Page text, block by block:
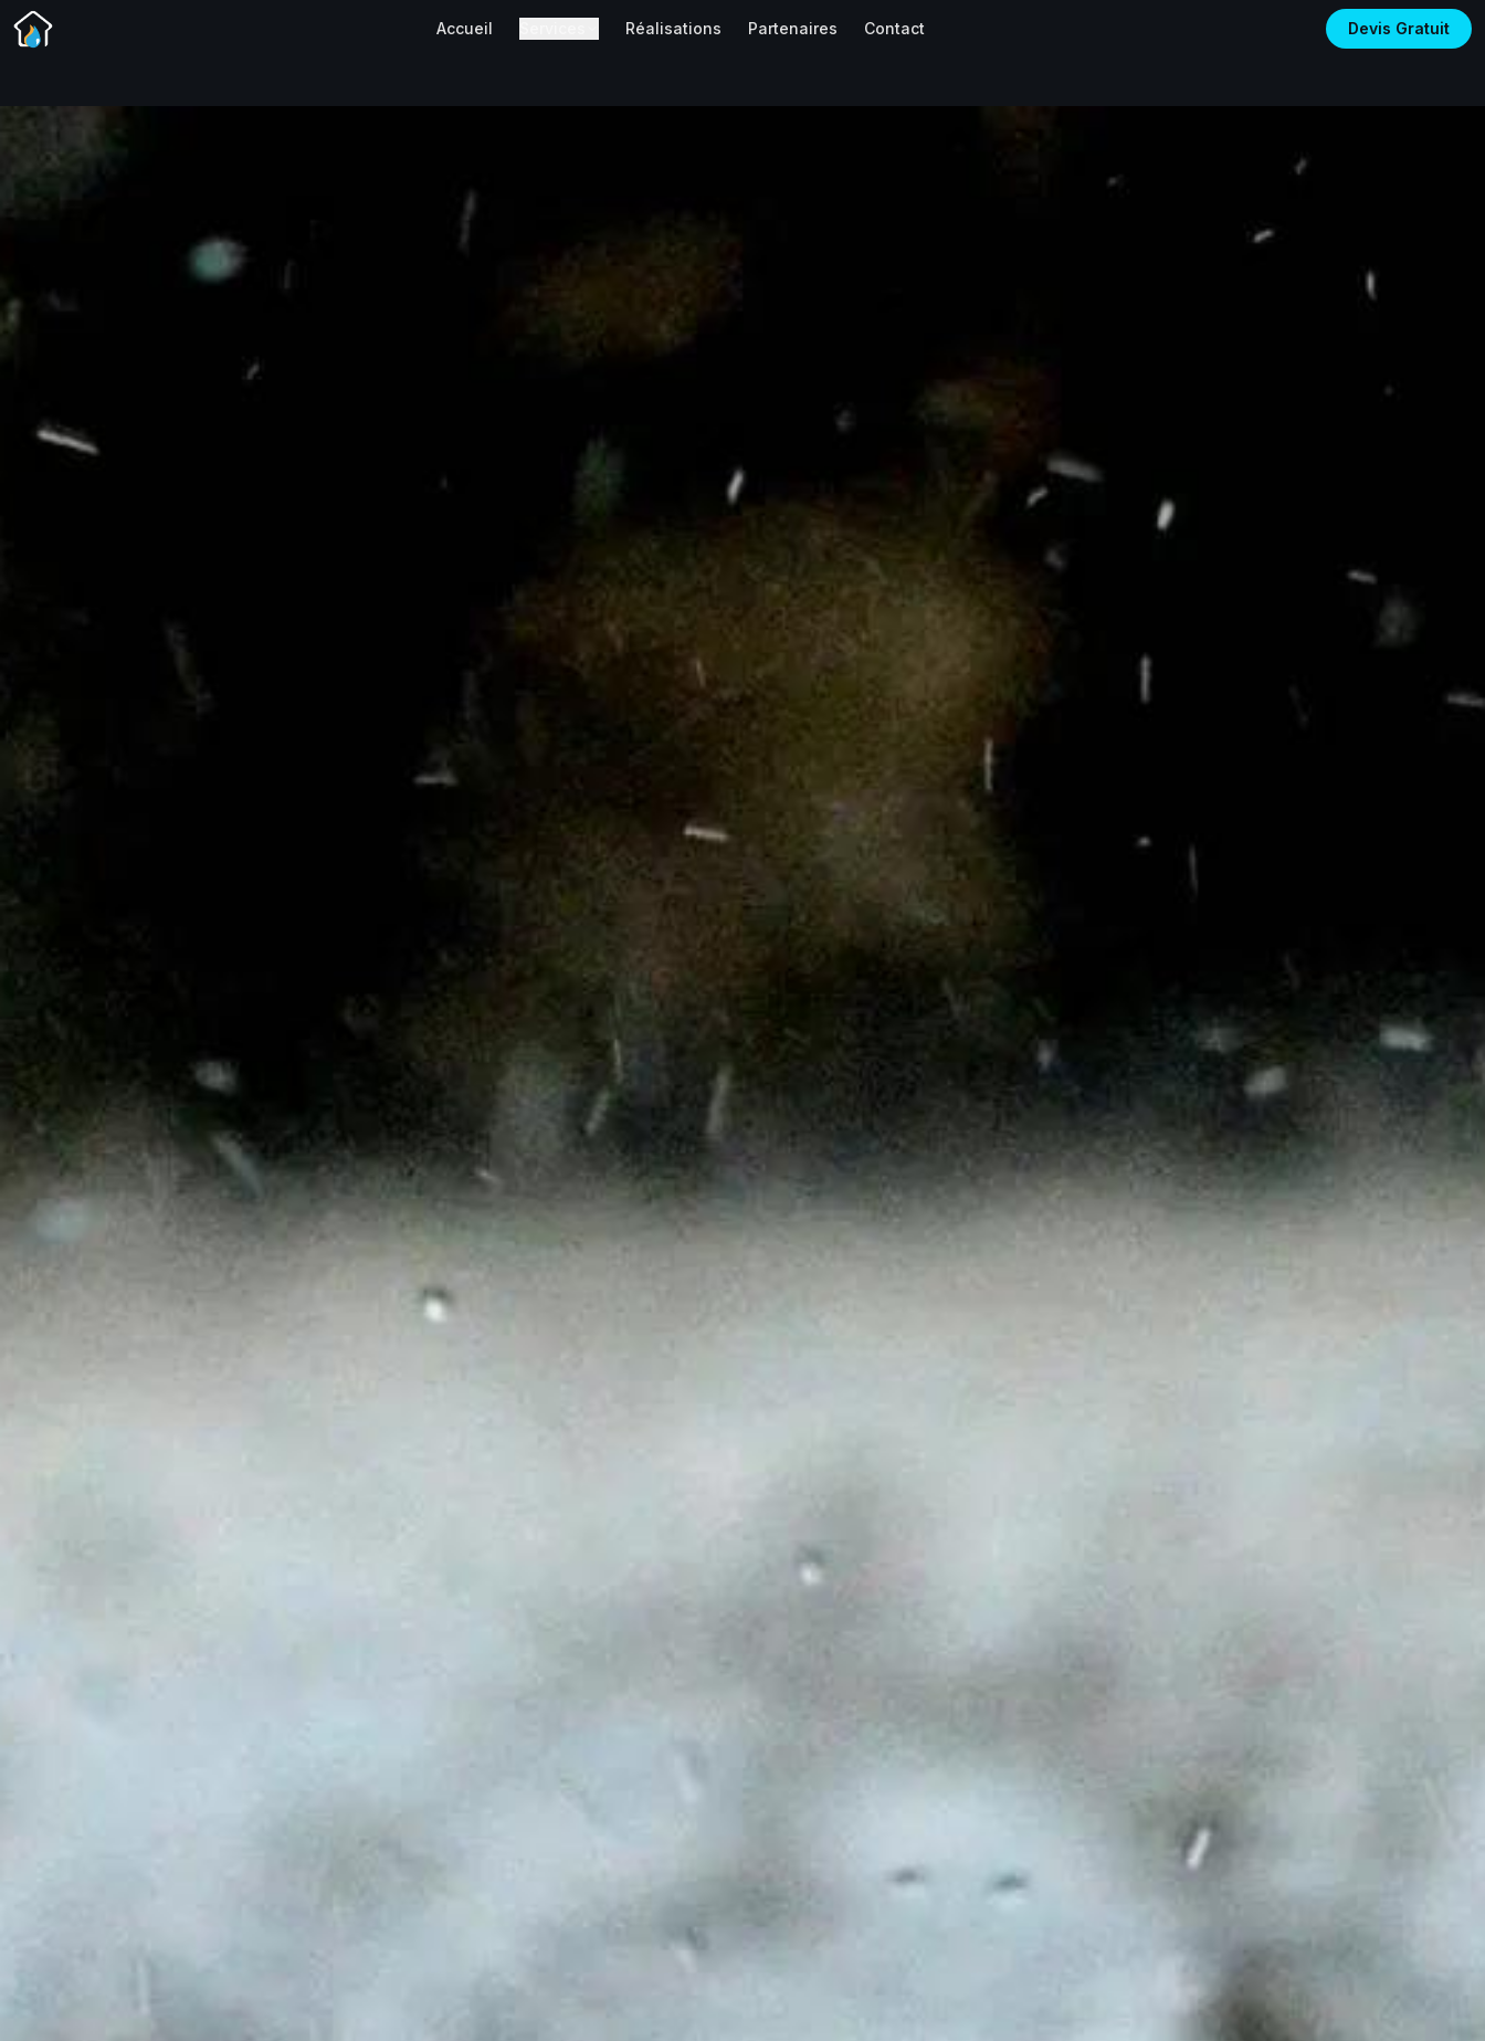
Accueil Réalisations Partenaires Contact Devis Gratuit